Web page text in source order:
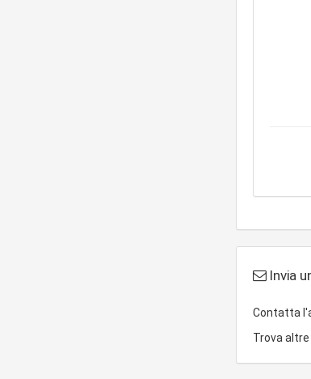
Invia
Contatta
Trova